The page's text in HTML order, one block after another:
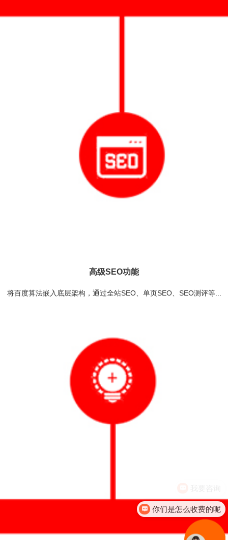
高级SEO功能
将百度算法嵌入底层架构，通过全站SEO、单页SEO、SEO测评等...
你们是怎么收费的呢